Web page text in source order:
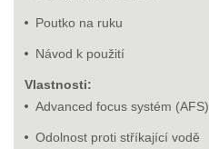
Poutko na ruku
Návod k použití
Vlastnosti:
Advanced focus systém (AFS)
Odolnost proti stříkající vodě